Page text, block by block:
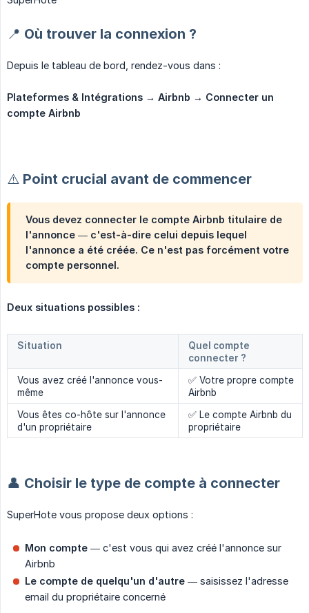
📍 Où trouver la connexion ?
Depuis le tableau de bord, rendez-vous dans :
Plateformes & Intégrations → Airbnb → Connecter un
compte Airbnb
⚠️ Point crucial avant de commencer
Vous devez connecter le compte Airbnb titulaire de
l'annonce — c'est-à-dire celui depuis lequel
l'annonce a été créée. Ce n'est pas forcément votre
compte personnel.
Deux situations possibles :
Situation
Quel compte
connecter ?
Vous avez créé l'annonce vous-
même
✅ Votre propre compte
Airbnb
Vous êtes co-hôte sur l'annonce
d'un propriétaire
✅ Le compte Airbnb du
propriétaire
👤 Choisir le type de compte à connecter
SuperHote vous propose deux options :
Mon compte — c'est vous qui avez créé l'annonce sur
Airbnb
Le compte de quelqu'un d'autre — saisissez l'adresse
email du propriétaire concerné